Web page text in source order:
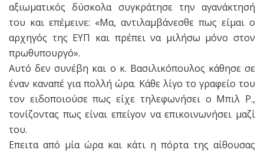
αξιωματικός δύσκολα συγκράτησε την αγανάκτησή
του και επέμεινε: «Μα, αντιλαμβάνεσθε πως είμαι ο
αρχηγός της ΕΥΠ και πρέπει να μιλήσω μόνο στον
πρωθυπουργό».
Αυτό δεν συνέβη και ο κ. Βασιλικόπουλος κάθησε σε
έναν καναπέ για πολλή ώρα. Κάθε λίγο το γραφείο του
τον ειδοποιούσε πως είχε τηλεφωνήσει ο Μπιλ P.,
τονίζοντας πως είναι επείγον να επικοινωνήσει μαζί
του.
Επειτα από μία ώρα και κάτι η πόρτα της αίθουσας